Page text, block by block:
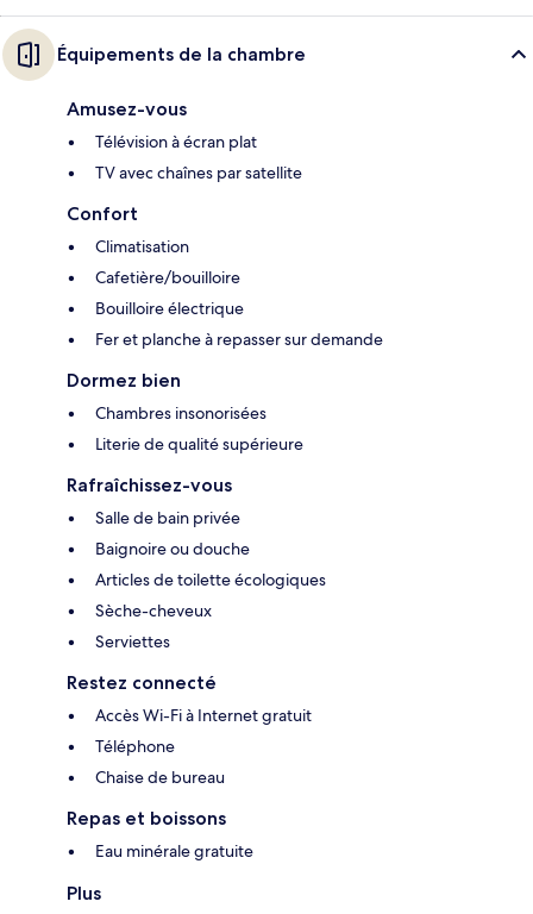
Équipements de la chambre
Amusez-vous
Télévision à écran plat
TV avec chaînes par satellite
Confort
Climatisation
Cafetière/bouilloire
Bouilloire électrique
Fer et planche à repasser sur demande
Dormez bien
Chambres insonorisées
Literie de qualité supérieure
Rafraîchissez-vous
Salle de bain privée
Baignoire ou douche
Articles de toilette écologiques
Sèche-cheveux
Serviettes
Restez connecté
Accès Wi-Fi à Internet gratuit
Téléphone
Chaise de bureau
Repas et boissons
Eau minérale gratuite
Plus